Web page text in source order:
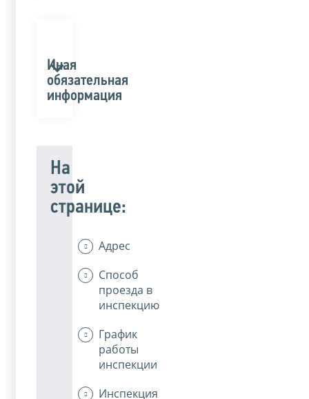
Иная
обязательная
информация
На
этой
странице:
Адрес
Способ
проезда в
инспекцию
График
работы
инспекции
Инспекция